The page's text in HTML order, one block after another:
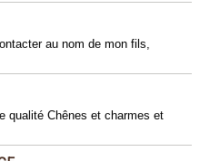
au nom de mon fils,
qualité Chênes et charmes et